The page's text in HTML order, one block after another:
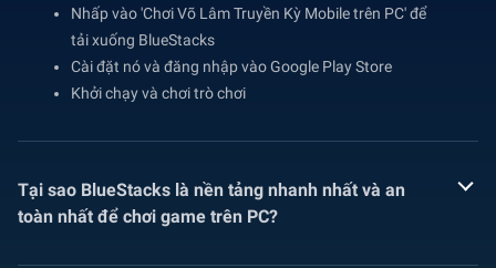
Nhấp vào 'Chơi Võ Lâm Truyền Kỳ Mobile trên PC' để
tải xuống BlueStacks
Cài đặt nó và đăng nhập vào Google Play Store
Khởi chạy và chơi trò chơi
Tại sao BlueStacks là nền tảng nhanh nhất và an
toàn nhất để chơi game trên PC?